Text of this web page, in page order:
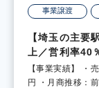
事業譲渡
【埼玉の主要
上／営利率40
【事業実績】 ・
円 ・月商推移：